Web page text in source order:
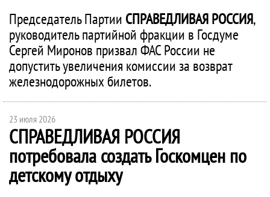
Председатель Партии СПРАВЕДЛИВАЯ РОССИЯ,
руководитель партийной фракции в Госдуме
Сергей Миронов призвал ФАС России не
допустить увеличения комиссии за возврат
железнодорожных билетов.
23 июля 2026
СПРАВЕДЛИВАЯ РОССИЯ
потребовала создать Госкомцен по
детскому отдыху